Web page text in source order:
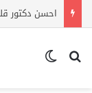
احسن دكتور
بحث عن